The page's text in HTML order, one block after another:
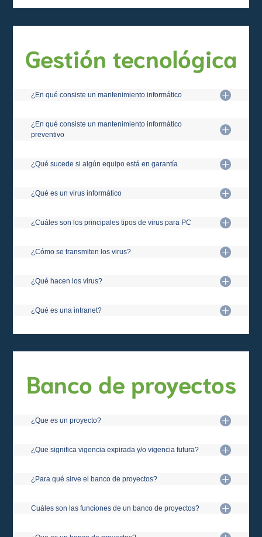
Gestión tecnológica
¿En qué consiste un mantenimiento informático
¿En qué consiste un mantenimiento informático
preventivo
¿Qué sucede si algún equipo está en garantía
¿Qué es un virus informático
¿Cuáles son los principales tipos de virus para PC
¿Cómo se transmiten los virus?
¿Qué hacen los virus?
¿Qué es una intranet?
Banco de proyectos
¿Que es un proyecto?
¿Que significa vigencia expirada y/o vigencia futura?
¿Para qué sirve el banco de proyectos?
Cuáles son las funciones de un banco de proyectos?